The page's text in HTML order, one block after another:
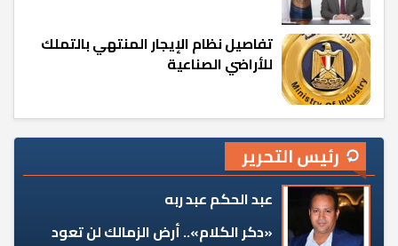
تفاصيل نظام الإيجار المنتهي بالتملك
للأراضي الصناعية
رئيس التحرير
عبد الحكم عبد ربه
«دكر الكلام».. أرض الزمالك لن تعود